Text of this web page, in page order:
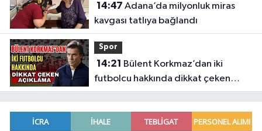
14:47
kavgası tatlıya bağlandı
Spor
14:21
futbolcu hakkında dikkat çeken
açıklama